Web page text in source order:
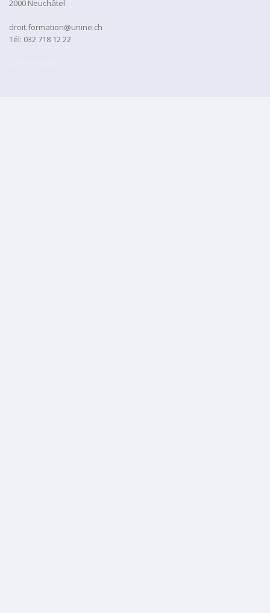
2000 Neuchâtel
droit.formation@unine.ch
Tél: 032 718 12 22